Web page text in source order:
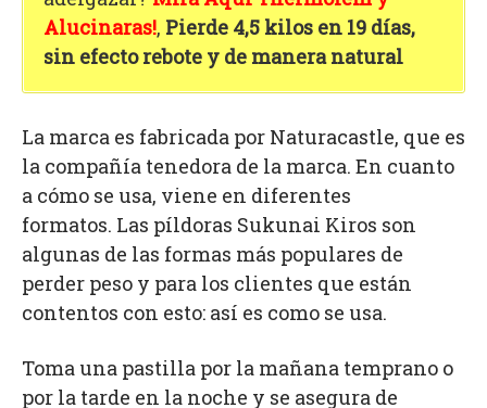
Alucinaras!, Pierde 4,5 kilos en 19 días,
sin efecto rebote y de manera natural
La marca es fabricada por Naturacastle, que es
la compañía tenedora de la marca. En cuanto
a cómo se usa, viene en diferentes
formatos. Las píldoras Sukunai Kiros son
algunas de las formas más populares de
perder peso y para los clientes que están
contentos con esto: así es como se usa.
Toma una pastilla por la mañana temprano o
por la tarde en la noche y se asegura de